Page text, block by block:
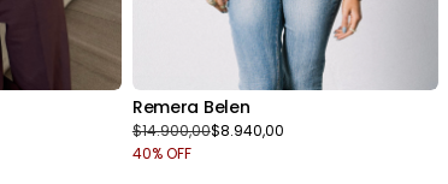
Remera Belen
$8.940,00
$14.900,00
40% OFF